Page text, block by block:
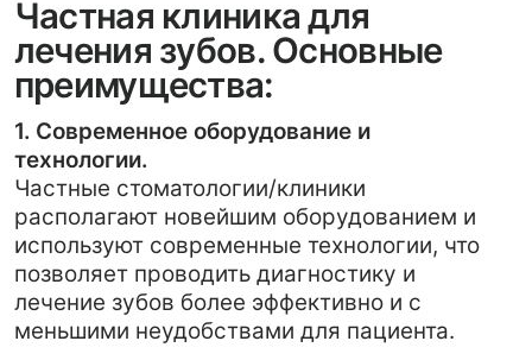
Частные стоматологии/клиники
располагают новейшим оборудованием и
используют современные технологии, что
позволяет проводить диагностику и
лечение зубов более эффективно и с
меньшими неудобствами для пациента.
2. Широкий спектр услуг.
Частные клиники предлагают
разнообразные услуги, которые могут
охватывать все аспекты стоматологической
помощи:
лечение кариеса и его осложнений;
ортодонтия (исправление прикуса);